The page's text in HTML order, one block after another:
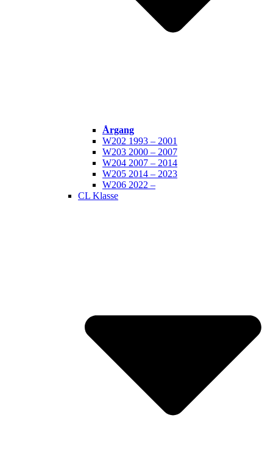
Årgang
W202 1993 – 2001
W203 2000 – 2007
W204 2007 – 2014
W205 2014 – 2023
W206 2022 –
CL Klasse